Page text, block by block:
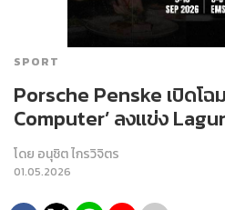
SPORT
Porsche Penske เปิดโฉ
Computer’ ลงแข่ง
โดย อนุชิต ไกรวิจิตร
01.05.2026